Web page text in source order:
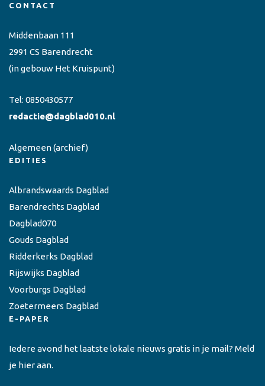
CONTACT
Middenbaan 111
2991 CS Barendrecht
(in gebouw Het Kruispunt)
Tel: 0850430577
redactie@dagblad010.nl
Algemeen(archief)
EDITIES
Albrandswaards Dagblad
Barendrechts Dagblad
Dagblad070
Gouds Dagblad
Ridderkerks Dagblad
Rijswijks Dagblad
Voorburgs Dagblad
Zoetermeers Dagblad
E-PAPER
Iedere avond het laatste lokale nieuws gratis in je mail? Meld
je hier aan.